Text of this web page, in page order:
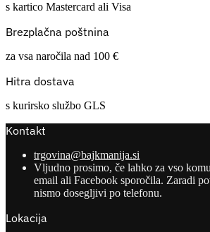
s kartico Mastercard ali Visa
Brezplačna poštnina
za vsa naročila nad 100 €
Hitra dostava
s kurirsko službo GLS
Kontakt
trgovina@bajkmanija.si
Vljudno prosimo, če lahko za vso
email ali Facebook sporočila. Zaradi
nismo dosegljivi po telefonu.
Lokacija